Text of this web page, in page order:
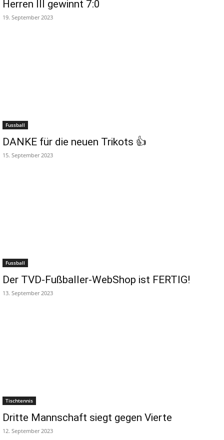
Herren III gewinnt 7:0
19. September 2023
Fussball
DANKE für die neuen Trikots 👍
15. September 2023
Fussball
Der TVD-Fußballer-WebShop ist FERTIG!
13. September 2023
Tischtennis
Dritte Mannschaft siegt gegen Vierte
12. September 2023